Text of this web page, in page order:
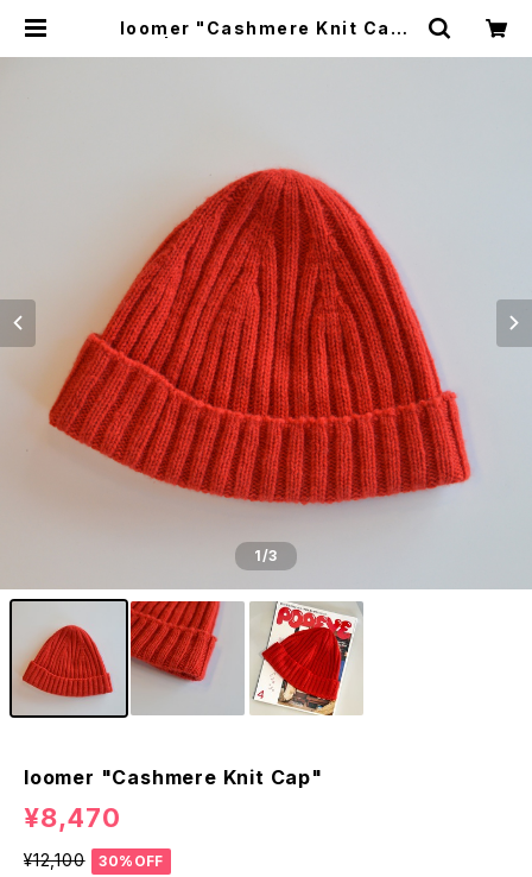
loomer "Cashmere Knit Cap"
1/3
loomer "Cashmere Knit Cap"
¥8,470
¥12,100
30%OFF